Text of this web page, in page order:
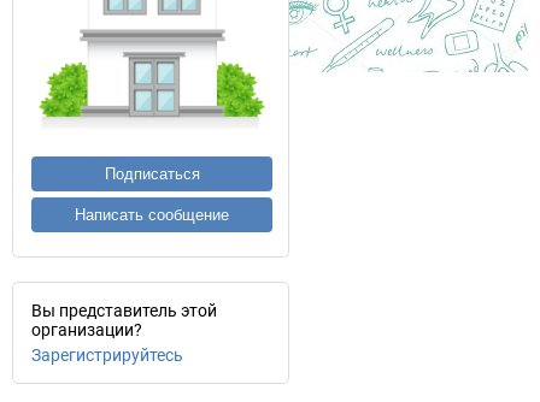
Подписаться
Написать сообщение
Вы представитель этой
организации?
Зарегистрируйтесь